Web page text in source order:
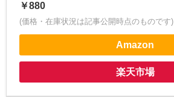
￥880
(価格・在庫状況は記事公開時点のものです)
Amazon
楽天市場